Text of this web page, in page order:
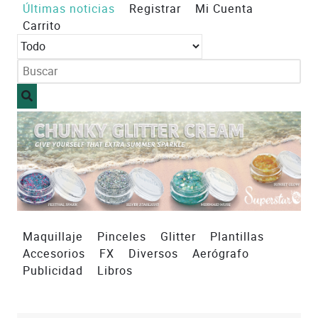
Últimas noticias Registrar
Mi Cuenta
Carrito
Maquillaje Pinceles Glitter
Plantillas
Accesorios
FX Diversos
Aerógrafo
Publicidad
Libros